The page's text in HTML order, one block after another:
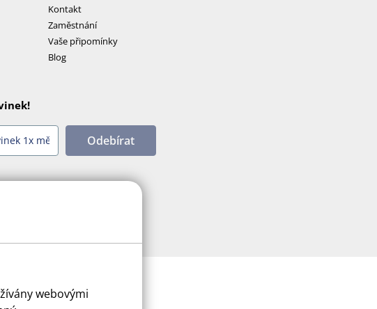
Kontakt
Zaměstnání
Vaše připomínky
Blog
Odebírat
webovými